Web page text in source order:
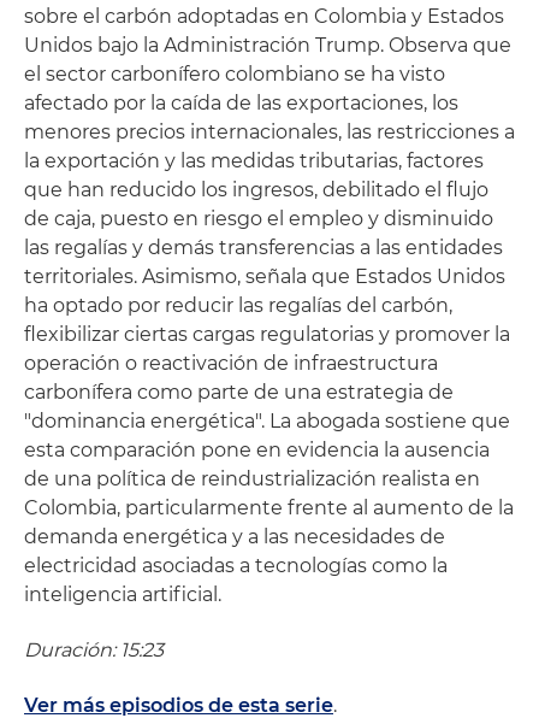
sobre el carbón adoptadas en Colombia y Estados
Unidos bajo la Administración Trump. Observa que
el sector carbonífero colombiano se ha visto
afectado por la caída de las exportaciones, los
menores precios internacionales, las restricciones a
la exportación y las medidas tributarias, factores
que han reducido los ingresos, debilitado el flujo
de caja, puesto en riesgo el empleo y disminuido
las regalías y demás transferencias a las entidades
territoriales. Asimismo, señala que Estados Unidos
ha optado por reducir las regalías del carbón,
flexibilizar ciertas cargas regulatorias y promover la
operación o reactivación de infraestructura
carbonífera como parte de una estrategia de
"dominancia energética". La abogada sostiene que
esta comparación pone en evidencia la ausencia
de una política de reindustrialización realista en
Colombia, particularmente frente al aumento de la
demanda energética y a las necesidades de
electricidad asociadas a tecnologías como la
inteligencia artificial.
Duración: 15:23
Ver más episodios de esta serie.